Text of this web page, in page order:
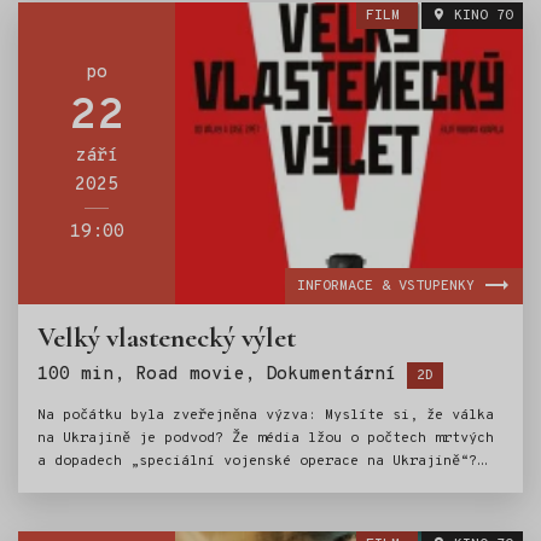
skutečný původ tragédie se skrývá hluboko
v architektuře lidské mysli, začíná se rýsovat křehká
cesta ke smíření. Dokáže ale jejich láska unést i tak
velké selhání?
po
22
září
2025
19:00
FILM KINO 70
Velký vlastenecký výlet
100 min, Road movie, Dokumentární Štítky:
2D
Na počátku byla zveřejněna výzva: Myslíte si, že válka
na Ukrajině je podvod? Že média lžou o počtech mrtvých
a dopadech „speciální vojenské operace na Ukrajině“?
v říjnu 2024 se třemi „hrdiny“ – fanoušky Putina, aby
INFORMACE & VSTUPENKY